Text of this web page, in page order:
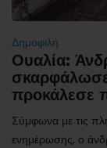
Δημοφιλή
Ουαλία:
προκάλεσε
Σύμφωνα με τις
ενημέρωσης, ο